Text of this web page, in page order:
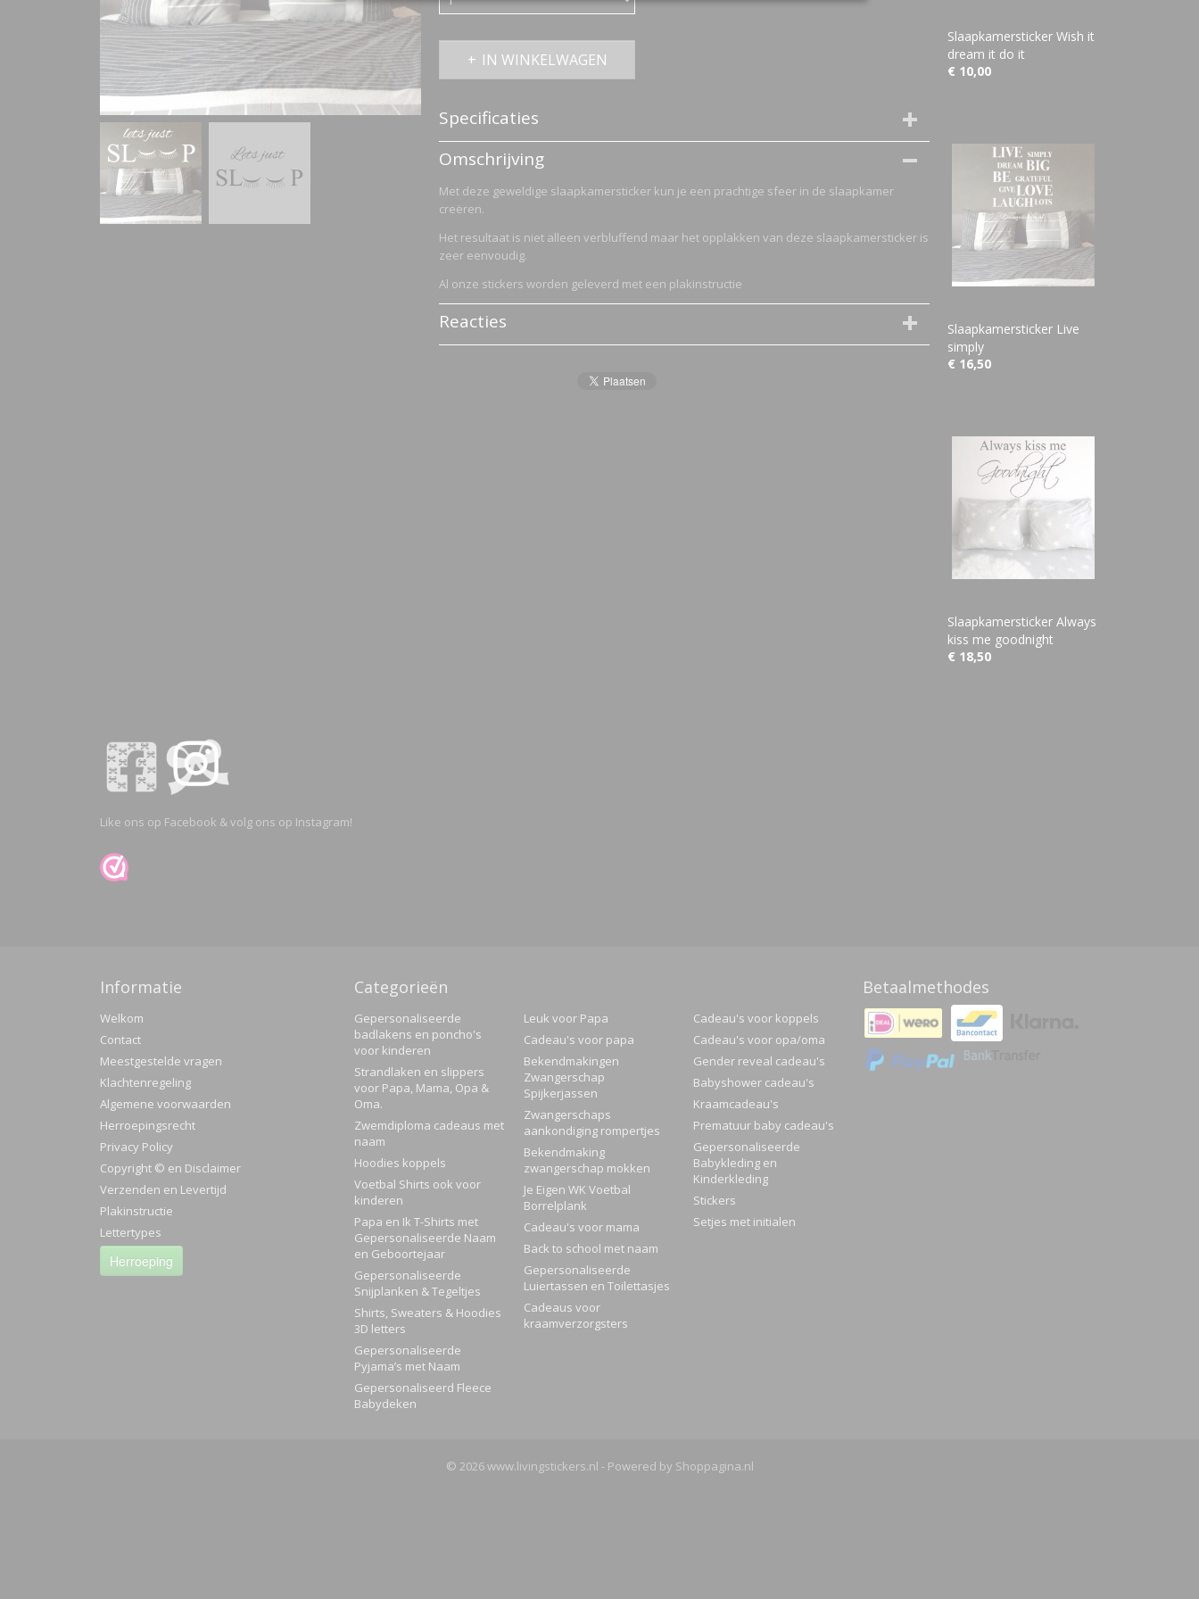
IN WINKELWAGEN
Specificaties
Productcode
Omschrijving
Met deze geweldige slaapkamersticker kun je een prachtige sfeer in de slaapkamer
creëren.
Het resultaat is niet alleen verbluffend maar het opplakken van deze slaapkamersticker is
zeer eenvoudig.
Al onze stickers worden geleverd met een plakinstructie
Reacties
Slaapkamersticker Wish it
dream it do it
€ 10,00
Slaapkamersticker Live
simply
€ 16,50
Slaapkamersticker Always
kiss me goodnight
€ 18,50
Like ons op Facebook & volg ons op Instagram!
Informatie
Welkom
Contact
Meestgestelde vragen
Klachtenregeling
Algemene voorwaarden
Herroepingsrecht
Privacy Policy
Copyright © en Disclaimer
Verzenden en Levertijd
Plakinstructie
Lettertypes
Herroeping
Categorieën
Gepersonaliseerde
badlakens en poncho's
voor kinderen
Strandlaken en slippers
voor Papa, Mama, Opa &
Oma.
Zwemdiploma cadeaus met
naam
Hoodies koppels
Voetbal Shirts ook voor
kinderen
Papa en Ik T-Shirts met
Gepersonaliseerde Naam
en Geboortejaar
Gepersonaliseerde
Snijplanken & Tegeltjes
Shirts, Sweaters & Hoodies
3D letters
Gepersonaliseerde
Pyjama’s met Naam
Gepersonaliseerd Fleece
Babydeken
Leuk voor Papa
Cadeau's voor papa
Bekendmakingen
Zwangerschap
Spijkerjassen
Zwangerschaps
aankondiging rompertjes
Bekendmaking
zwangerschap mokken
Je Eigen WK Voetbal
Borrelplank
Cadeau's voor mama
Back to school met naam
Gepersonaliseerde
Luiertassen en Toilettasjes
Cadeaus voor
kraamverzorgsters
Cadeau's voor koppels
Cadeau's voor opa/oma
Gender reveal cadeau's
Babyshower cadeau's
Kraamcadeau's
Prematuur baby cadeau's
Gepersonaliseerde
Babykleding en
Kinderkleding
Stickers
Setjes met initialen
Betaalmethodes
© 2026 www.livingstickers.nl - Powered by Shoppagina.nl